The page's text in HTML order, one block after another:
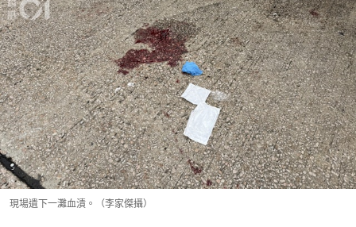
現場遺下一灘血漬。（李家傑攝）